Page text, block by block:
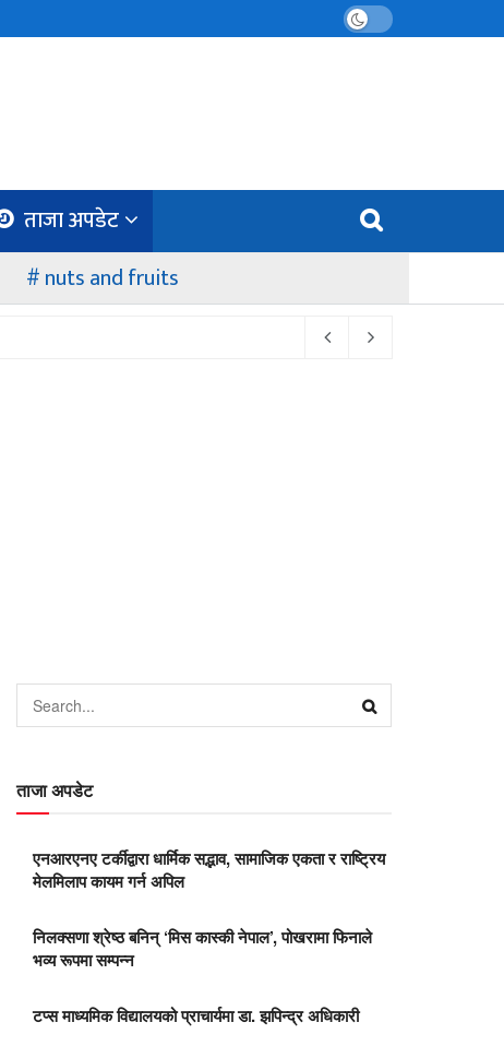
ताजा अपडेट
nuts and fruits
ताजा अपडेट
एनआरएनए टर्कीद्वारा धार्मिक सद्भाव, सामाजिक एकता र राष्ट्रिय
मेलमिलाप कायम गर्न अपिल
निलक्सणा श्रेष्ठ बनिन् ‘मिस कास्की नेपाल’, पोखरामा फिनाले
भव्य रूपमा सम्पन्न
टप्स माध्यमिक विद्यालयको प्राचार्यमा डा. झपिन्द्र अधिकारी